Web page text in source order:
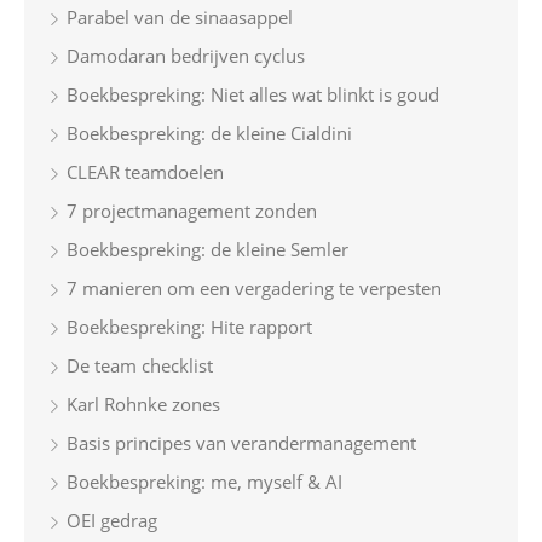
Parabel van de sinaasappel
Damodaran bedrijven cyclus
Boekbespreking: Niet alles wat blinkt is goud
Boekbespreking: de kleine Cialdini
CLEAR teamdoelen
7 projectmanagement zonden
Boekbespreking: de kleine Semler
7 manieren om een vergadering te verpesten
Boekbespreking: Hite rapport
De team checklist
Karl Rohnke zones
Basis principes van verandermanagement
Boekbespreking: me, myself & AI
OEI gedrag